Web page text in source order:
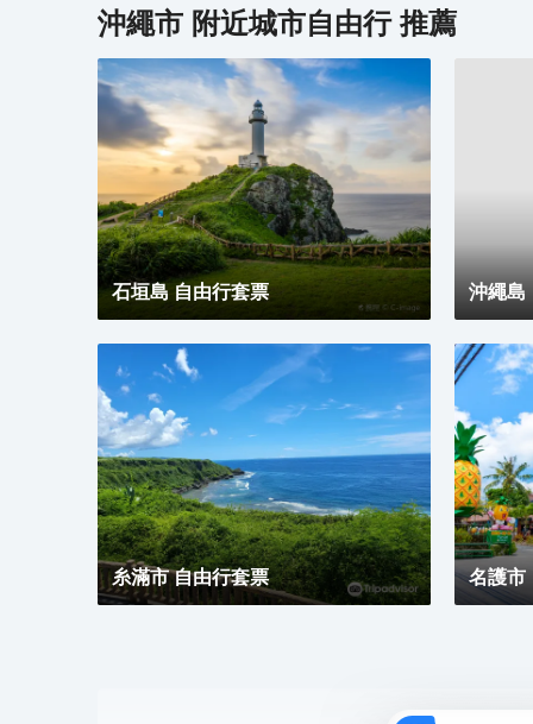
沖繩市 附近城市自由行 推薦
石垣島 自由行套票 沖繩島
糸滿市 自由行套票 名護市